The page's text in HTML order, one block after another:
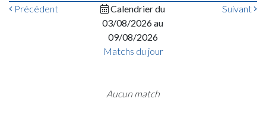
Précédent
Calendrier du
03/08/2026 au
09/08/2026
Suivant
Matchs du jour
Aucun match